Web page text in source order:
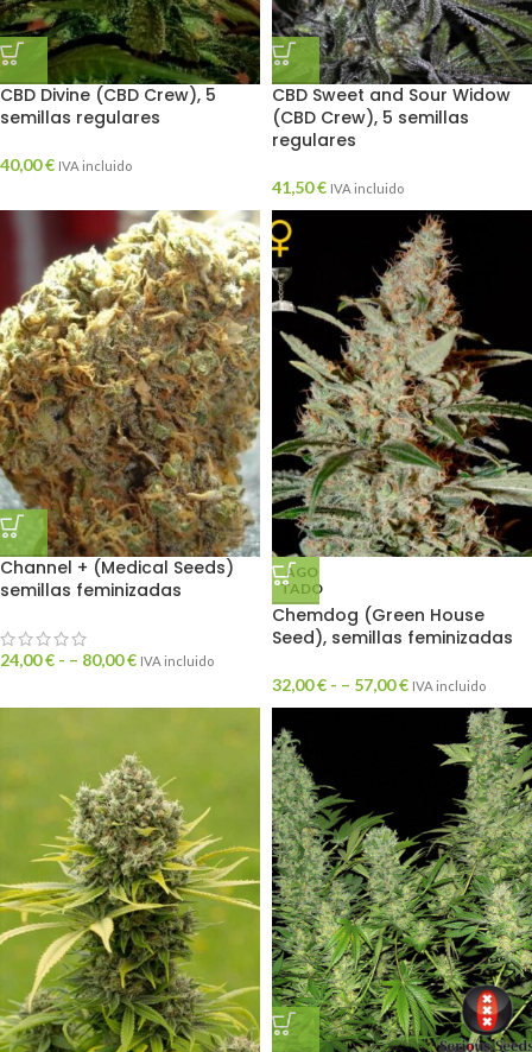
CBD Divine (CBD Crew), 5
semillas regulares
40,00€ IVA incluido
CBD Sweet and Sour Widow
(CBD Crew), 5 semillas
regulares
41,50€ IVA incluido
Channel + (Medical Seeds)
semillas feminizadas
24,00€ - – 80,00€ IVA incluido
AGO
TADO
Chemdog (Green House
Seed), semillas feminizadas
32,00€ - – 57,00€ IVA incluido